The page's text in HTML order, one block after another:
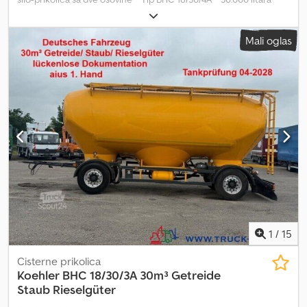
Vazdušno ogibljenje * EBS * ABS Dodpewyrrlofx Aglock
Mali oglas
1 / 15
Cisterne prikolica
Koehler BHC 18/30/3A 30m³ Getreide
Staub Rieselgüter